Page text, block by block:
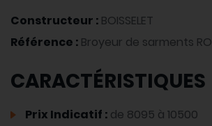
Constructeur : BOISSELET
Référence : Broyeur de sarments RO
CARACTÉRISTIQUES
Prix Indicatif : de 8095 à 10500